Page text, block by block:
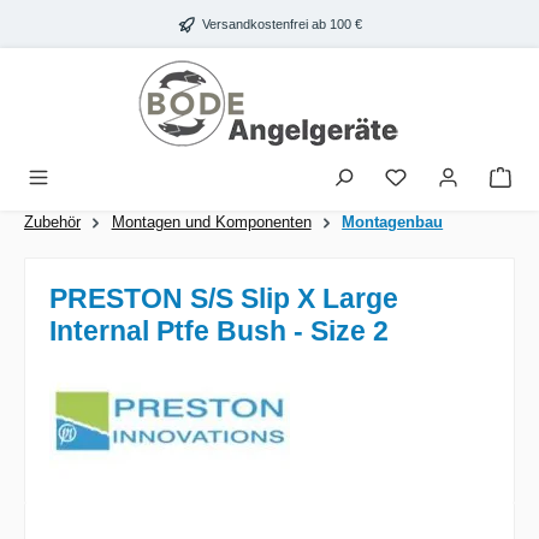
Zum Hauptinhalt springen Versandkostenfrei ab 100 €
Zubehör Montagen und Komponenten Montagenbau
PRESTON S/S Slip X Large
Internal Ptfe Bush - Size 2